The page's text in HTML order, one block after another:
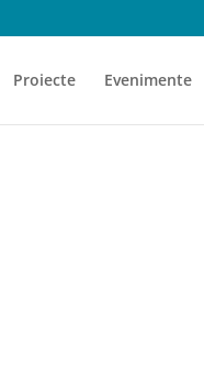
Proiecte Evenimente